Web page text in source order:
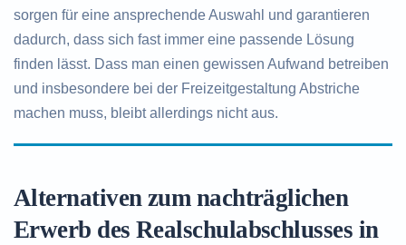
sorgen für eine ansprechende Auswahl und garantieren
dadurch, dass sich fast immer eine passende Lösung
finden lässt. Dass man einen gewissen Aufwand betreiben
und insbesondere bei der Freizeitgestaltung Abstriche
machen muss, bleibt allerdings nicht aus.
Alternativen zum nachträglichen
Erwerb des Realschulabschlusses in